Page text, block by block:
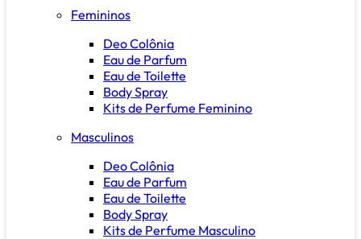
Femininos
Deo Colônia
Eau de Parfum
Eau de Toilette
Body Spray
Kits de Perfume Feminino
Masculinos
Deo Colônia
Eau de Parfum
Eau de Toilette
Body Spray
Kits de Perfume Masculino